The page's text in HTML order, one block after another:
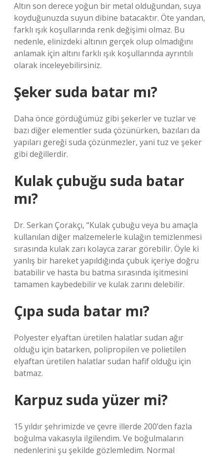
Altın son derece yoğun bir metal olduğundan, suya
koyduğunuzda suyun dibine batacaktır. Öte yandan,
farklı ışık koşullarında renk değişimi olmaz. Bu
nedenle, elinizdeki altının gerçek olup olmadığını
anlamak için altını farklı ışık koşullarında ayrıntılı
olarak inceleyebilirsiniz.
Şeker suda batar mı?
Daha önce gördüğümüz gibi şekerler ve tuzlar ve
bazı diğer elementler suda çözünürken, bazıları da
yapıları gereği suda çözünmezler, yani tuz ve şeker
gibi değillerdir.
Kulak çubuğu suda batar
mı?
Dr. Serkan Çorakçı, “Kulak çubuğu veya bu amaçla
kullanılan diğer malzemelerle kulağın temizlenmesi
sırasında kulak zarı kolayca zarar görebilir. Öyle ki
yanlış bir hareket yapıldığında çubuk içeriye doğru
batabilir ve hasta bu batma sırasında işitmesini
tamamen kaybedebilir ve kulak zarını delebilir.
Çıpa suda batar mı?
Polyester elyaftan üretilen halatlar sudan ağır
olduğu için batarken, polipropilen ve polietilen
elyaftan üretilen halatlar sudan hafif olduğu için
batmaz.
Karpuz suda yüzer mi?
15 yıldır şehrimizde ve çevre illerde 200’den fazla
boğulma vakasıyla ilgilendim. Ve boğulmaların
nedenlerini şu şekilde gözlemledim. Normal